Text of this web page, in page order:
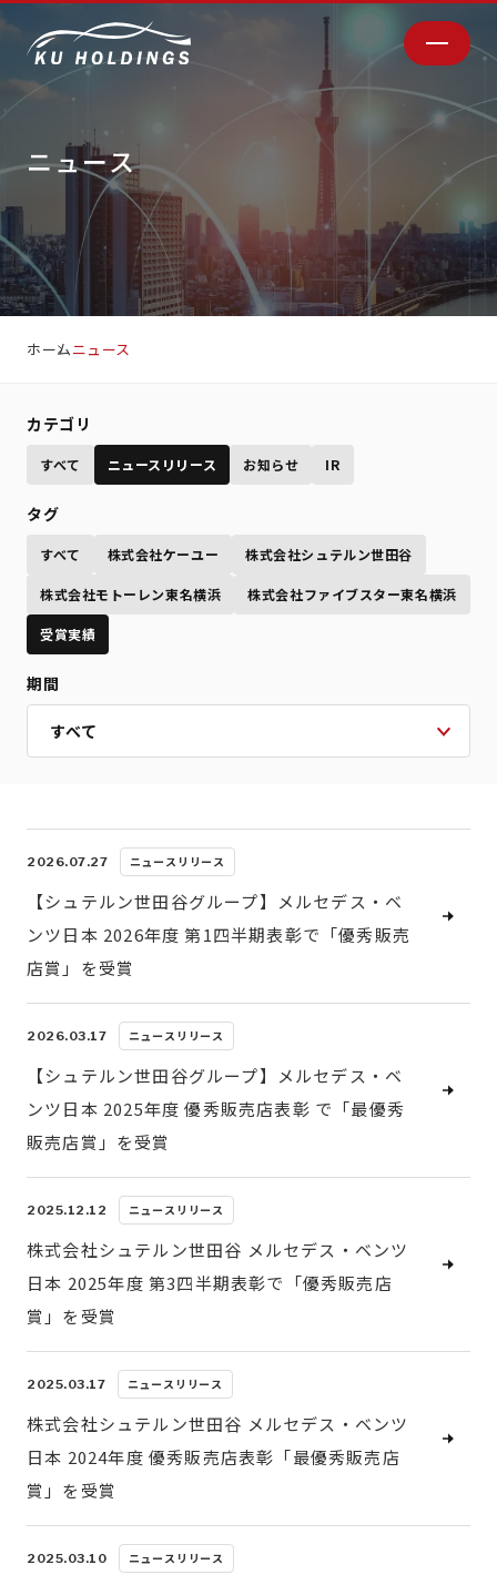
ニュース
ホームニュース
カテゴリ
すべて ニュースリリース お知らせ IR
タグ
すべて 株式会社ケーユー 株式会社シュテルン世田谷
株式会社モトーレン東名横浜 株式会社ファイブスター東名横浜
受賞実績
期間
2026.07.27 ニュースリリース
【シュテルン世田谷グループ】メルセデス・ベ
ンツ日本 2026年度 第1四半期表彰で「優秀販売
店賞」を受賞
2026.03.17 ニュースリリース
【シュテルン世田谷グループ】メルセデス・ベ
ンツ日本 2025年度 優秀販売店表彰 で「最優秀
販売店賞」を受賞
2025.12.12 ニュースリリース
株式会社シュテルン世田谷 メルセデス・ベンツ
日本 2025年度 第3四半期表彰で「優秀販売店
賞」を受賞
2025.03.17 ニュースリリース
株式会社シュテルン世田谷 メルセデス・ベンツ
日本 2024年度 優秀販売店表彰「最優秀販売店
賞」を受賞
2025.03.10 ニュースリリース